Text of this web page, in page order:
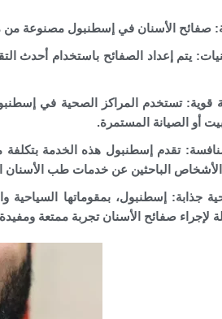
صفائح الأسنان في إسطنبول مصنوعة من مواد طبيعية وصحية 100٪، ما
: يتم إعداد الصفائح باستخدام أحدث
قوية: تستخدم المراكز الصحية في
أو الصيانة المستمرة.
تقدم إسطنبول هذه الخدمة بتكلفة
الأشخاص الباحثين عن خدمات طب الأسنان
جذابة: إسطنبول، بمقوماتها السياحية
لإجراء صفائح الأسنان تجربة ممتعة